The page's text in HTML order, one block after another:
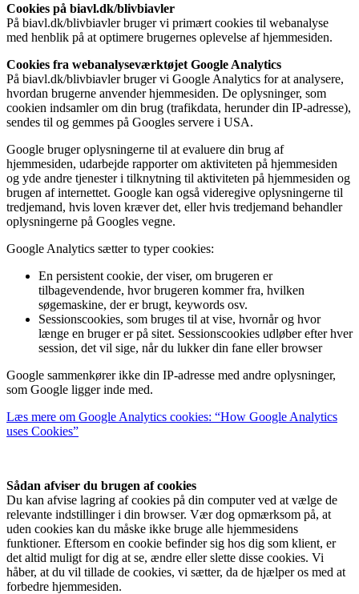
Cookies på biavl.dk/blivbiavler
På biavl.dk/blivbiavler bruger vi primært cookies til webanalyse
med henblik på at optimere brugernes oplevelse af hjemmesiden.
Cookies fra webanalyseværktøjet Google Analytics
På biavl.dk/blivbiavler bruger vi Google Analytics for at analysere,
hvordan brugerne anvender hjemmesiden. De oplysninger, som
cookien indsamler om din brug (trafikdata, herunder din IP-adresse),
sendes til og gemmes på Googles servere i USA.
Google bruger oplysningerne til at evaluere din brug af
hjemmesiden, udarbejde rapporter om aktiviteten på hjemmesiden
og yde andre tjenester i tilknytning til aktiviteten på hjemmesiden og
brugen af internettet. Google kan også videregive oplysningerne til
tredjemand, hvis loven kræver det, eller hvis tredjemand behandler
oplysningerne på Googles vegne.
Google Analytics sætter to typer cookies:
En persistent cookie, der viser, om brugeren er
tilbagevendende, hvor brugeren kommer fra, hvilken
søgemaskine, der er brugt, keywords osv.
Sessionscookies, som bruges til at vise, hvornår og hvor
længe en bruger er på sitet. Sessionscookies udløber efter hver
session, det vil sige, når du lukker din fane eller browser
Google sammenkører ikke din IP-adresse med andre oplysninger,
som Google ligger inde med.
Læs mere om Google Analytics cookies: “How Google Analytics
uses Cookies”
Sådan afviser du brugen af cookies
Du kan afvise lagring af cookies på din computer ved at vælge de
relevante indstillinger i din browser. Vær dog opmærksom på, at
uden cookies kan du måske ikke bruge alle hjemmesidens
funktioner. Eftersom en cookie befinder sig hos dig som klient, er
det altid muligt for dig at se, ændre eller slette disse cookies. Vi
håber, at du vil tillade de cookies, vi sætter, da de hjælper os med at
forbedre hjemmesiden.